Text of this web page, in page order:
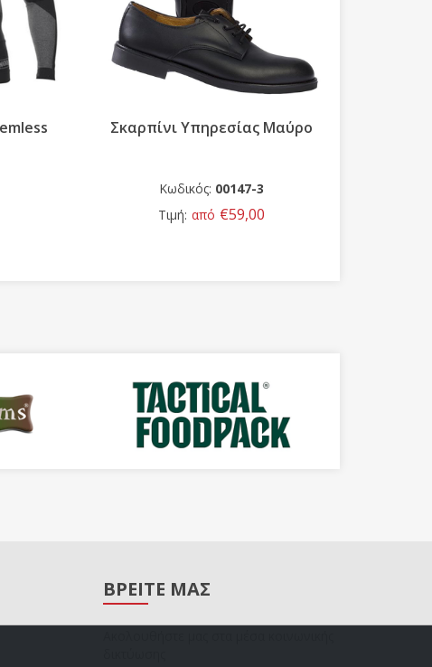
Σκαρπίνι Υπηρεσίας Mαύρο
Κωδικός: 00147-3
Τιμή: από €59,00
ΒΡΕΙΤΕ ΜΑΣ